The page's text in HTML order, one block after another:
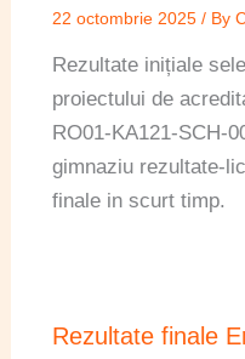
22 octombrie 2025/ By
Rezultate inițiale
proiectului de
RO01-KA121-SCH-
gimnaziu rezultate-
finale in scurt timp.
Rezultate finale